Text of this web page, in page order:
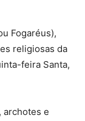
Fogaréus),
religiosas da
feira Santa,
archotes e